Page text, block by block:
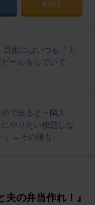
RSS
那にはいつも『カ
ールをしていて、
で出ると‥隣人
やりたい放題しな
」→その後も‥
夫の弁当作れ！』